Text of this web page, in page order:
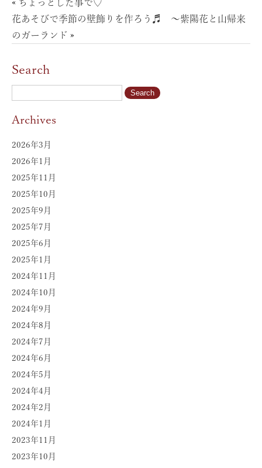
« ちょっとした事で♡
花あそびで季節の壁飾りを作ろう♬ 〜紫陽花と山帰来
のガーランド »
Search
Archives
2026年3月
2026年1月
2025年11月
2025年10月
2025年9月
2025年7月
2025年6月
2025年1月
2024年11月
2024年10月
2024年9月
2024年8月
2024年7月
2024年6月
2024年5月
2024年4月
2024年2月
2024年1月
2023年11月
2023年10月